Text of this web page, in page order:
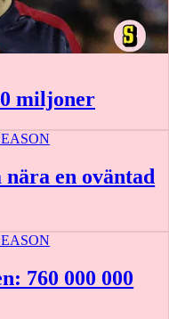
miljoner
en oväntad
760 000 000